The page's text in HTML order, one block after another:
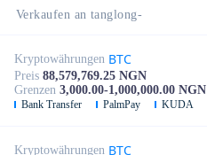
Verkaufen an tanglong-
Kryptowährungen BTC
Preis 88,579,769.25 NGN
Grenzen 3,000.00-1,000,000.00 NGN
Bank Transfer PalmPay KUDA
Kryptowährungen BTC